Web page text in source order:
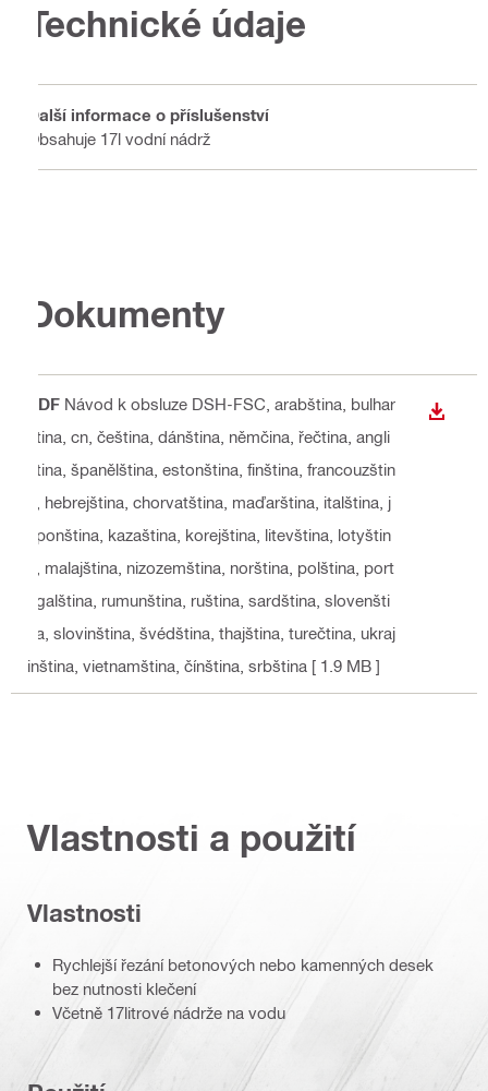
Technické údaje
Další informace o příslušenství
Obsahuje 17l vodní nádrž
Dokumenty
PDF Návod k obsluze DSH-FSC , arabština, bulhar
ština, cn, čeština, dánština, němčina, řečtina, angli
čtina, španělština, estonština, finština, francouzštin
a, hebrejština, chorvatština, maďarština, italština, j
aponština, kazaština, korejština, litevština, lotyštin
a, malajština, nizozemština, norština, polština, port
ugalština, rumunština, ruština, sardština, slovenšti
na, slovinština, švédština, thajština, turečtina, ukraj
inština, vietnamština, čínština, srbština [ 1.9 MB ]
Vlastnosti a použití
Vlastnosti
Rychlejší řezání betonových nebo kamenných desek
bez nutnosti klečení
Včetně 17litrové nádrže na vodu